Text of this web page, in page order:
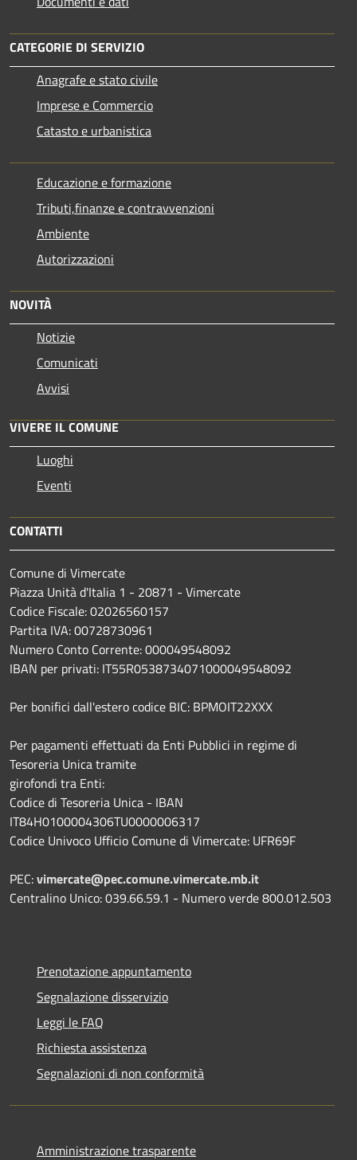
CATEGORIE DI SERVIZIO
Anagrafe e stato civile
Imprese e Commercio
Catasto e urbanistica
Educazione e formazione
Tributi,finanze e contravvenzioni
Ambiente
Autorizzazioni
NOVITÀ
Notizie
Comunicati
Avvisi
VIVERE IL COMUNE
Luoghi
Eventi
CONTATTI
Comune di Vimercate
Piazza Unità d'Italia 1 - 20871 - Vimercate
Codice Fiscale: 02026560157
Partita IVA: 00728730961
Numero Conto Corrente: 000049548092
IBAN per privati: IT55R0538734071000049548092
Per bonifici dall'estero codice BIC: BPMOIT22XXX
Per pagamenti effettuati da Enti Pubblici in regime di
Tesoreria Unica tramite
girofondi tra Enti:
Codice di Tesoreria Unica - IBAN
IT84H0100004306TU0000006317
Codice Univoco Ufficio Comune di Vimercate: UFR69F
PEC:vimercate@pec.comune.vimercate.mb.it
Centralino Unico: 039.66.59.1 - Numero verde 800.012.503
Prenotazione appuntamento
Segnalazione disservizio
Leggi le FAQ
Richiesta assistenza
Segnalazioni di non conformità
Amministrazione trasparente